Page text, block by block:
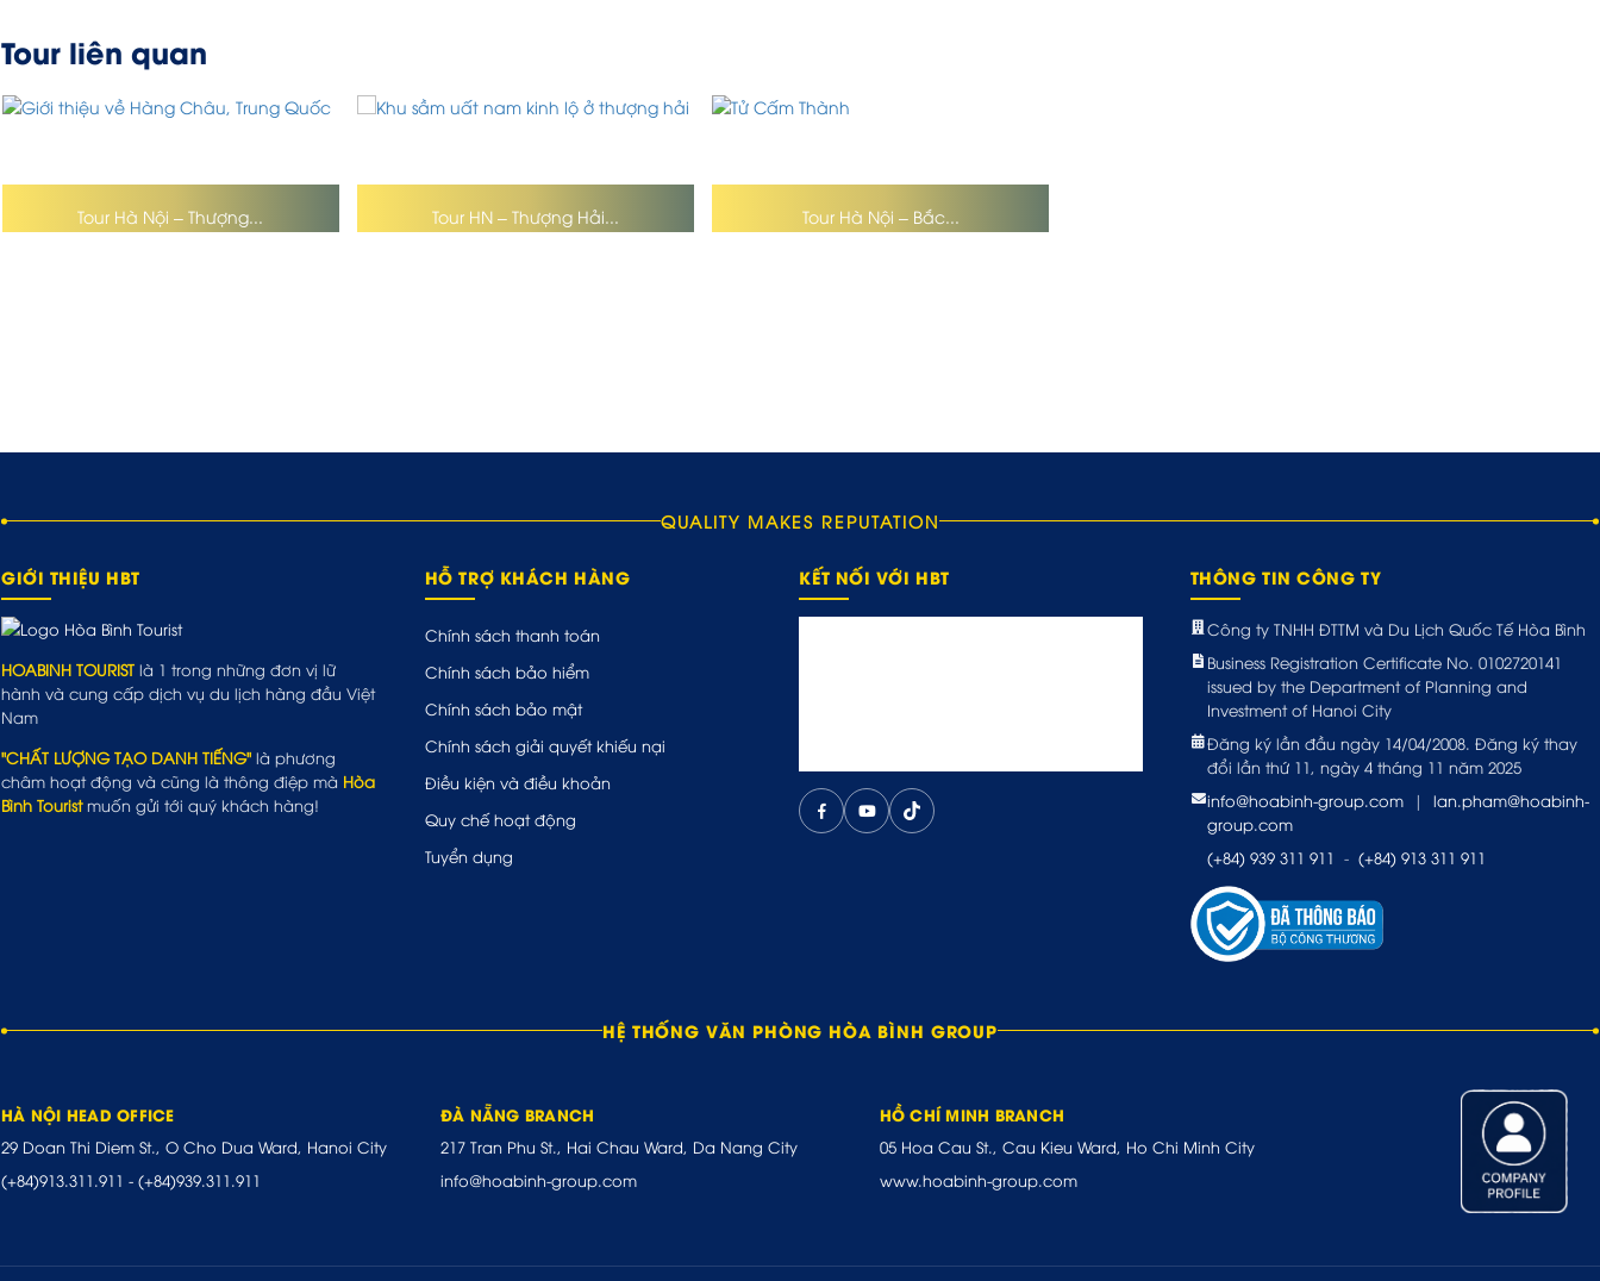
Tour liên quan
Tour Hà Nội – Thượng... Tour HN – Thượng Hải... Tour Hà Nội – Bắc...
QUALITY MAKES REPUTATION
GIỚI THIỆU HBT
HOABINH TOURIST là 1 trong những đơn vị lữ
hành và cung cấp dịch vụ du lịch hàng đầu Việt
Nam
"CHẤT LƯỢNG TẠO DANH TIẾNG" là phương
châm hoạt động và cũng là thông điệp mà Hòa
Bình Touristmuốn gửi tới quý khách hàng!
HỖ TRỢ KHÁCH HÀNG
Chính sách thanh toán
Chính sách bảo hiểm
Chính sách bảo mật
Chính sách giải quyết khiếu nại
Điều kiện và điều khoản
Quy chế hoạt động
Tuyển dụng
KẾT NỐI VỚI HBT THÔNG TIN CÔNG TY
Công ty TNHH ĐTTM và Du Lịch Quốc Tế Hòa Bình
Business Registration Certificate No. 0102720141
issued by the Department of Planning and
Investment of Hanoi City
Đăng ký lần đầu ngày 14/04/2008. Đăng ký thay
đổi lần thứ 11, ngày 4 tháng 11 năm 2025
info@hoabinh-group.com
|
lan.pham@hoabinh-
group.com
(+84) 939 311 911 - (+84) 913 311 911
HỆ THỐNG VĂN PHÒNG HÒA BÌNH GROUP
HÀ NỘI HEAD OFFICE
29 Doan Thi Diem St., O Cho Dua Ward, Hanoi City
(+84)913.311.911 - (+84)939.311.911
ĐÀ NẴNG BRANCH
217 Tran Phu St., Hai Chau Ward, Da Nang City
info@hoabinh-group.com
HỒ CHÍ MINH BRANCH
05 Hoa Cau St., Cau Kieu Ward, Ho Chi Minh City
www.hoabinh-group.com